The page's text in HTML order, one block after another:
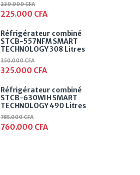
225.000 CFA
230.000CFA
Réfrigérateur combiné
STCB-557NFM SMART
TECHNOLOGY 308 Litres
325.000 CFA
350.000CFA
Réfrigérateur combiné
STCB-630WIH SMART
TECHNOLOGY 490 Litres
760.000 CFA
785.000CFA